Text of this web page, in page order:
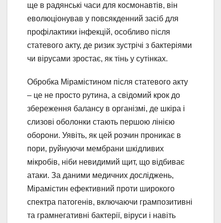
ще в радянські часи для космонавтів, він
еволюціонував у повсякденний засіб для
профілактики інфекцій, особливо після
статевого акту, де ризик зустрічі з бактеріями
чи вірусами зростає, як тінь у сутінках.
Обробка Мірамістином після статевого акту
– це не просто рутина, а свідомий крок до
збереження балансу в організмі, де шкіра і
слизові оболонки стають першою лінією
оборони. Уявіть, як цей розчин проникає в
пори, руйнуючи мембрани шкідливих
мікробів, ніби невидимий щит, що відбиває
атаки. За даними медичних досліджень,
Мірамістин ефективний проти широкого
спектра патогенів, включаючи грампозитивні
та грамнегативні бактерії, віруси і навіть